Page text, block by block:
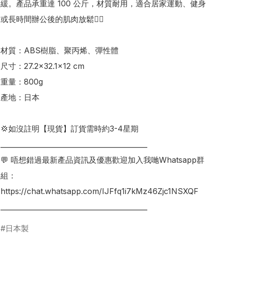
緩。產品承重達 100 公斤，材質耐用，適合居家運動、健身
或長時間辦公後的肌肉放鬆👍🏻
材質：ABS樹脂、聚丙烯、彈性體
尺寸：27.2×32.1×12 cm
重量：800g
產地：日本
💢如沒註明【現貨】訂貨需時約3-4星期
💬 唔想錯過最新產品資訊及優惠歡迎加入我哋Whatsapp群
組：
https://chat.whatsapp.com/IJFfq1i7kMz46Zjc1NSXQF
日本製